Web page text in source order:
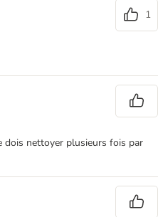
1
dois nettoyer plusieurs fois par